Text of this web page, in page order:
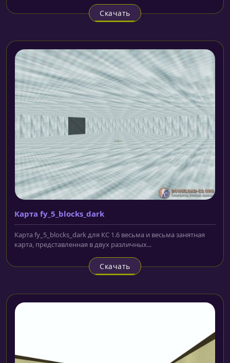
Скачать
Карта fy_5_blocks_dark
Карта fy_5_blocks_dark для КС 1.6 весьма и весьма занятная
карта, представленная в двух различных...
Скачать